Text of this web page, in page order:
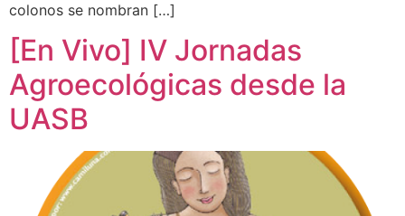
colonos se nombran […]
[En Vivo] IV Jornadas
Agroecológicas desde la
UASB